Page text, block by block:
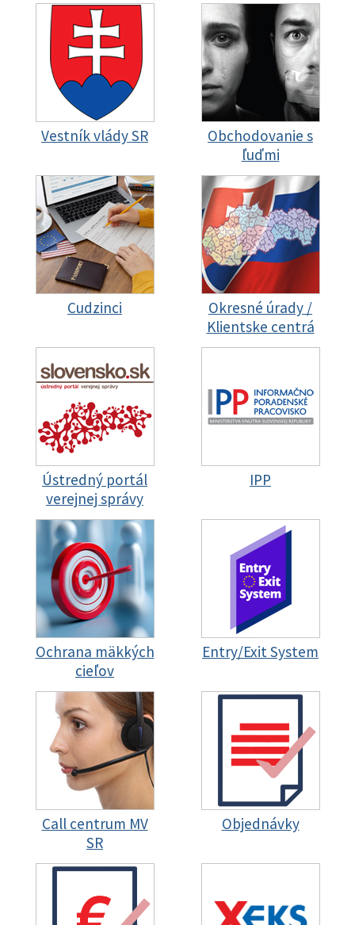
Vestník vlády SR
Obchodovanie s
ľuďmi
Cudzinci
Okresné úrady /
Klientske centrá
Ústredný portál
verejnej správy
IPP
Ochrana mäkkých
cieľov
Entry/Exit System
Call centrum MV
SR
Objednávky